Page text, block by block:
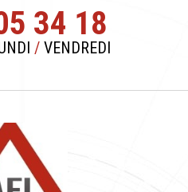
34 18
/VENDREDI